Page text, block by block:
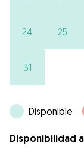
24 25
31
Disponible
Disponibilidad